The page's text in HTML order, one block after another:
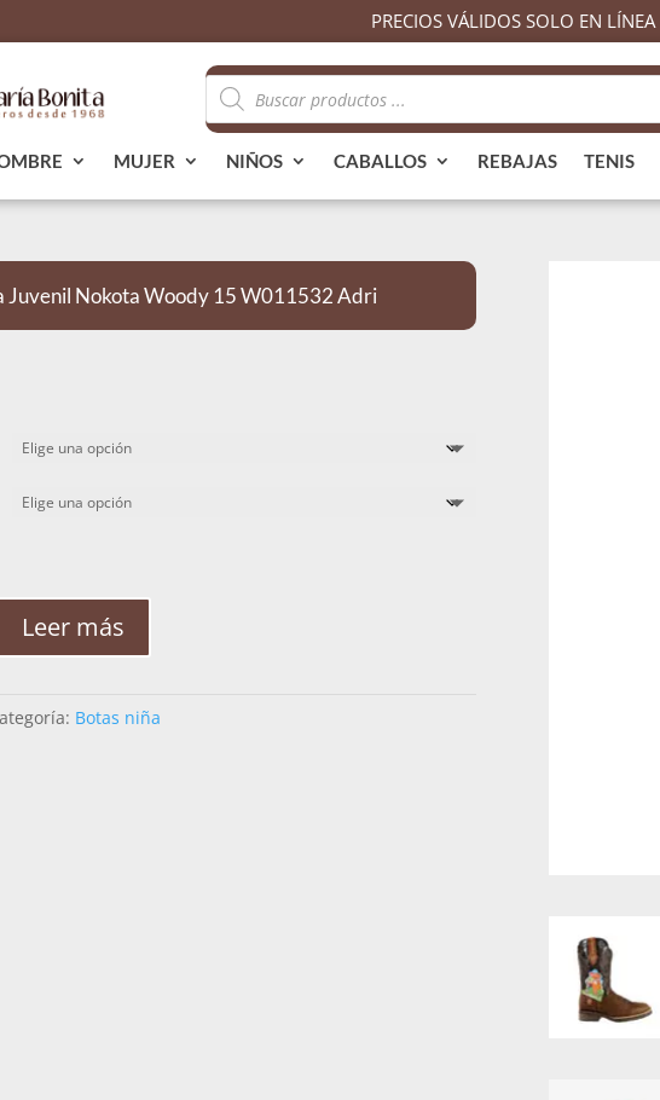
PRECIOS VÁLIDOS SOLO EN LÍNEA
Búsqueda
de
productos
MUJER NIÑOS CABALLOS REBAJAS TENIS
Juvenil Nokota Woody 15 W011532 Adri
Leer más
Botas niña